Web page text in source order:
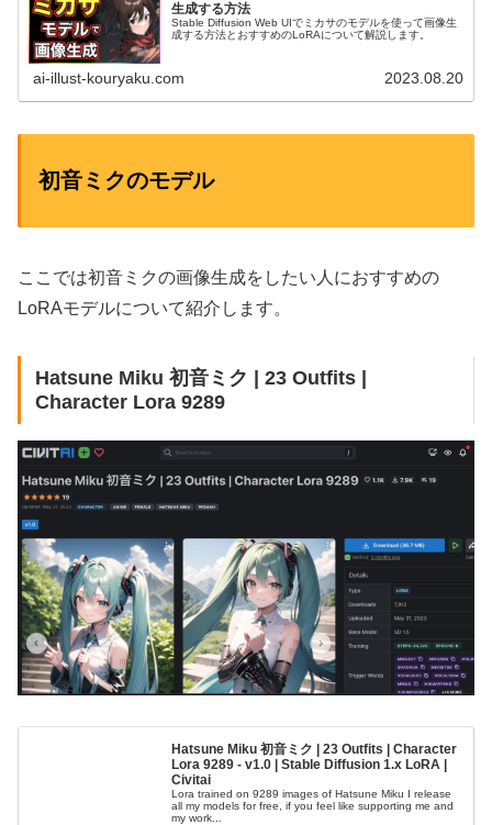
生成する方法
Stable Diffusion Web UIでミカサのモデルを使って画像生
成する方法とおすすめのLoRAについて解説します。
ai-illust-kouryaku.com 2023.08.20
初音ミクのモデル
ここでは初音ミクの画像生成をしたい人におすすめの
LoRAモデルについて紹介します。
Hatsune Miku 初音ミク | 23 Outfits |
Character Lora 9289
Hatsune Miku 初音ミク | 23 Outfits | Character
Lora 9289 - v1.0 | Stable Diffusion 1.x LoRA |
Civitai
Lora trained on 9289 images of Hatsune Miku I release
all my models for free, if you feel like supporting me and
my work...